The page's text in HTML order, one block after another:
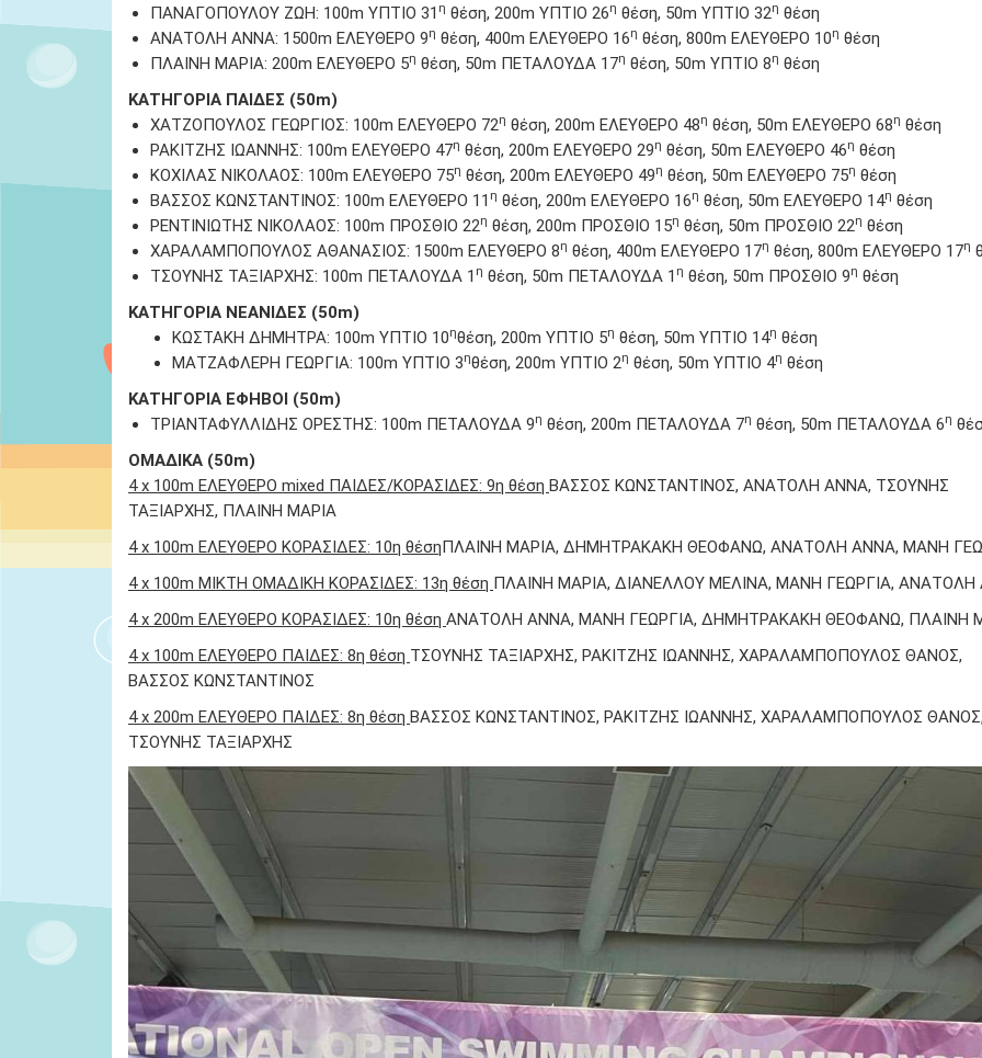
ΠΑΝΑΓΟΠΟΥΛΟΥ ΖΩΗ: 100m ΥΠΤΙΟ 31 η θέση, 200m ΥΠΤΙΟ 26η θέση, 50m ΥΠΤΙΟ 32η θέση
ΑΝΑΤΟΛΗ ΑΝΝΑ: 1500m EΛΕΥΘΕΡΟ 9η θέση, 400m EΛΕΥΘΕΡΟ 16η θέση, 800m EΛΕΥΘΕΡΟ 10η θέση
ΠΛΑΙΝΗ ΜΑΡΙΑ: 200m EΛΕΥΘΕΡΟ 5η θέση, 50m ΠΕΤΑΛΟΥΔΑ 17η θέση, 50m ΥΠΤΙΟ 8η θέση
ΚΑΤΗΓΟΡΙΑ ΠΑΙΔΕΣ (50m)
ΧΑΤΖΟΠΟΥΛΟΣ ΓΕΩΡΓΙΟΣ: 100m EΛΕΥΘΕΡΟ 72η θέση, 200m EΛΕΥΘΕΡΟ 48η θέση, 50m EΛΕΥΘΕΡΟ 68η θέση
ΡΑΚΙΤΖΗΣ ΙΩΑΝΝΗΣ: 100m EΛΕΥΘΕΡΟ 47η θέση, 200m EΛΕΥΘΕΡΟ 29η θέση, 50m EΛΕΥΘΕΡΟ 46η θέση
ΚΟΧΙΛΑΣ ΝΙΚΟΛΑΟΣ: 100m EΛΕΥΘΕΡΟ 75η θέση, 200m EΛΕΥΘΕΡΟ 49η θέση, 50m EΛΕΥΘΕΡΟ 75η θέση
ΒΑΣΣΟΣ ΚΩΝΣΤΑΝΤΙΝΟΣ: 100m EΛΕΥΘΕΡΟ 11 η θέση, 200m EΛΕΥΘΕΡΟ 16η θέση, 50m EΛΕΥΘΕΡΟ 14η θέση
ΡΕΝΤΙΝΙΩΤΗΣ ΝΙΚΟΛΑΟΣ: 100m ΠΡΟΣΘΙΟ 22η θέση, 200m ΠΡΟΣΘΙΟ 15η θέση, 50m ΠΡΟΣΘΙΟ 22η θέση
ΧΑΡΑΛΑΜΠΟΠΟΥΛΟΣ ΑΘΑΝΑΣΙΟΣ: 1500m EΛΕΥΘΕΡΟ 8η θέση, 400m EΛΕΥΘΕΡΟ 17η θέση, 800m EΛΕΥΘΕΡΟ 17η
ΤΣΟΥΝΗΣ ΤΑΞΙΑΡΧΗΣ: 100m ΠΕΤΑΛΟΥΔΑ 1 η θέση, 50m ΠΕΤΑΛΟΥΔΑ 1 η θέση, 50m ΠΡΟΣΘΙΟ 9η θέση
ΚΑΤΗΓΟΡΙΑ ΝΕΑΝΙΔΕΣ (50m)
ΚΩΣΤΑΚΗ ΔΗΜΗΤΡΑ: 100m ΥΠΤΙΟ 10ηθέση, 200m ΥΠΤΙΟ 5η θέση, 50m ΥΠΤΙΟ 14η θέση
ΜΑΤΖΑΦΛΕΡΗ ΓΕΩΡΓΙΑ: 100m ΥΠΤΙΟ 3ηθέση, 200m ΥΠΤΙΟ 2η θέση, 50m ΥΠΤΙΟ 4η θέση
ΚΑΤΗΓΟΡΙΑ ΕΦΗΒΟΙ (50m)
ΤΡΙΑΝΤΑΦΥΛΛΙΔΗΣ ΟΡΕΣΤΗΣ: 100m ΠΕΤΑΛΟΥΔΑ 9η θέση, 200m ΠΕΤΑΛΟΥΔΑ 7η θέση, 50m ΠΕΤΑΛΟΥΔΑ 6η
ΟΜΑΔΙΚΑ (50m)
4 x 100m ΕΛΕΥΘΕΡΟ mixed ΠΑΙΔΕΣ/ΚΟΡΑΣΙΔΕΣ: 9η θέση ΒΑΣΣΟΣ ΚΩΝΣΤΑΝΤΙΝΟΣ, ΑΝΑΤΟΛΗ ΑΝΝΑ, ΤΣΟΥΝΗΣ
ΤΑΞΙΑΡΧΗΣ, ΠΛΑΙΝΗ ΜΑΡΙΑ
4 x 100m ΕΛΕΥΘΕΡΟ ΚΟΡΑΣΙΔΕΣ: 10η θέσηΠΛΑΙΝΗ ΜΑΡΙΑ, ΔΗΜΗΤΡΑΚΑΚΗ ΘΕΟΦΑΝΩ, ΑΝΑΤΟΛΗ ΑΝΝΑ, ΜΑΝΗ
4 x 100m ΜΙΚΤΗ ΟΜΑΔΙΚΗ ΚΟΡΑΣΙΔΕΣ: 13η θέση ΠΛΑΙΝΗ ΜΑΡΙΑ, ΔΙΑΝΕΛΛΟΥ ΜΕΛΙΝΑ, ΜΑΝΗ ΓΕΩΡΓΙΑ,
4 x 200m ΕΛΕΥΘΕΡΟ ΚΟΡΑΣΙΔΕΣ: 10η θέση ΑΝΑΤΟΛΗ ΑΝΝΑ, ΜΑΝΗ ΓΕΩΡΓΙΑ, ΔΗΜΗΤΡΑΚΑΚΗ ΘΕΟΦΑΝΩ, ΠΛΑΙΝΗ
4 x 100m ΕΛΕΥΘΕΡΟ ΠΑΙΔΕΣ: 8η θέση ΤΣΟΥΝΗΣ ΤΑΞΙΑΡΧΗΣ, ΡΑΚΙΤΖΗΣ ΙΩΑΝΝΗΣ, ΧΑΡΑΛΑΜΠΟΠΟΥΛΟΣ ΘΑΝΟΣ,
ΒΑΣΣΟΣ ΚΩΝΣΤΑΝΤΙΝΟΣ
4 x 200m ΕΛΕΥΘΕΡΟ ΠΑΙΔΕΣ: 8η θέση ΒΑΣΣΟΣ ΚΩΝΣΤΑΝΤΙΝΟΣ, ΡΑΚΙΤΖΗΣ ΙΩΑΝΝΗΣ, ΧΑΡΑΛΑΜΠΟΠΟΥΛΟΣ
ΤΣΟΥΝΗΣ ΤΑΞΙΑΡΧΗΣ